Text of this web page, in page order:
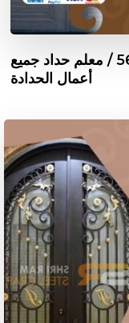
حداد أبواب الضباعية / 56585569 / معلم حداد جميع
أعمال الحدادة